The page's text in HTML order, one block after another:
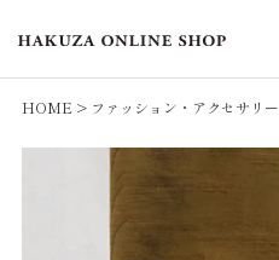
HOME ファッション・アクセサリー